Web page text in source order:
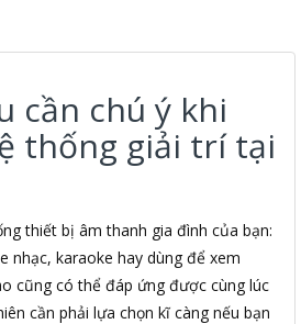
cần chú ý khi
thống giải trí tại
thiết bị âm thanh gia đình của bạn:
nhạc, karaoke hay dùng để xem
cũng có thể đáp ứng được cùng lúc
cần phải lựa chọn kĩ càng nếu bạn